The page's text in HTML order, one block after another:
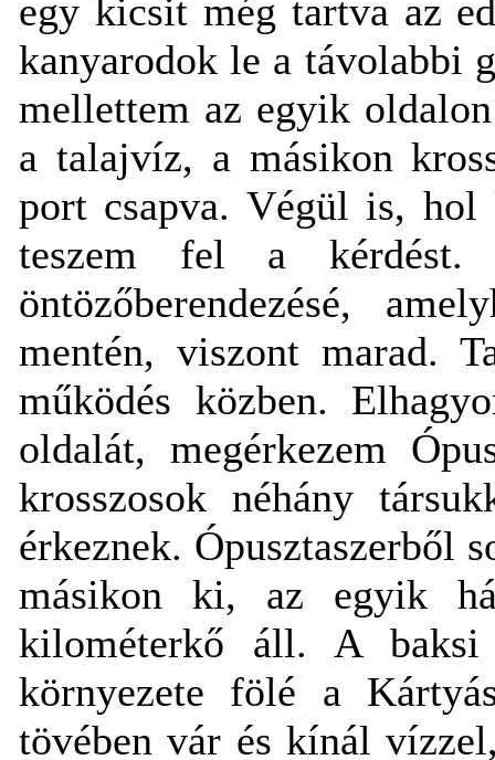
egy kicsit még tartva az
kanyarodok le a távolabbi
mellettem az egyik
a talajvíz, a másikon
port csapva. Végül is, hol
teszem fel a
öntözőberendezésé,
mentén, viszont marad.
működés közben.
oldalát, megérkezem
krosszosok néhány
érkeznek. Ópusztaszerből
másikon ki, az egyik
kilométerkő áll. A baksi
környezete fölé a
tövében vár és kínál